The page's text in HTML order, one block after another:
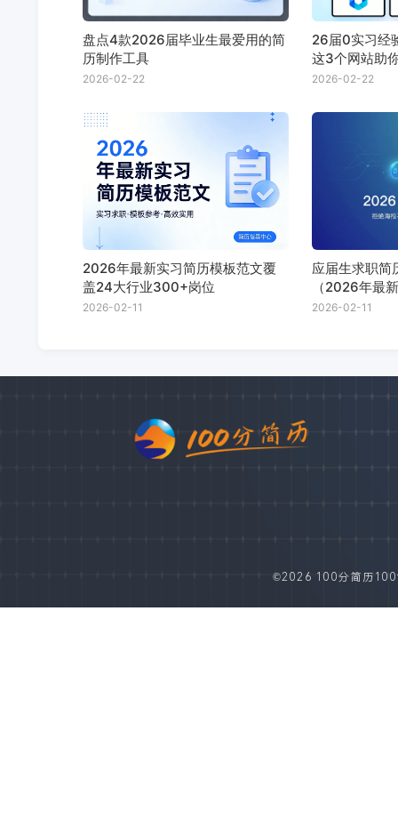
盘点4款2026届毕业生最爱用的简
历制作工具
2026-02-22
26届0实习经
这3个网站助
Offer
2026-02-22
2026年最新实习简历模板范文覆
盖24大行业300+岗位
2026-02-11
应届生求职简
（2026年最
2026-02-11
©2026 100分简历